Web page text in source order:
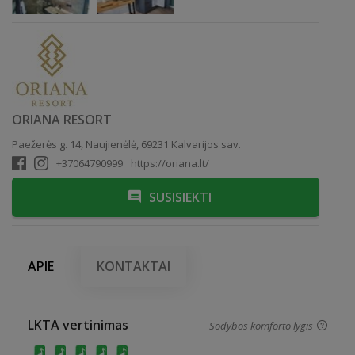
ORIANA RESORT
Paežerės g. 14, Naujienėlė, 69231 Kalvarijos sav.
+37064790999
https://oriana.lt/
SUSISIEKTI
APIE KONTAKTAI
LKTA vertinimas Sodybos komforto lygis